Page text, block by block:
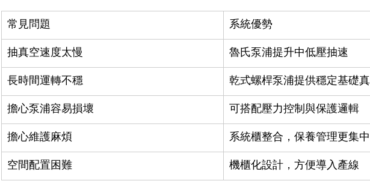
常見問題 系統優勢
抽真空速度太慢 魯氏泵浦提升中低壓抽速
長時間運轉不穩 乾式螺桿泵浦提供穩定基礎
擔心泵浦容易損壞 可搭配壓力控制與保護邏輯
擔心維護麻煩 系統櫃整合，保養管理更集中
空間配置困難 機櫃化設計，方便導入產線